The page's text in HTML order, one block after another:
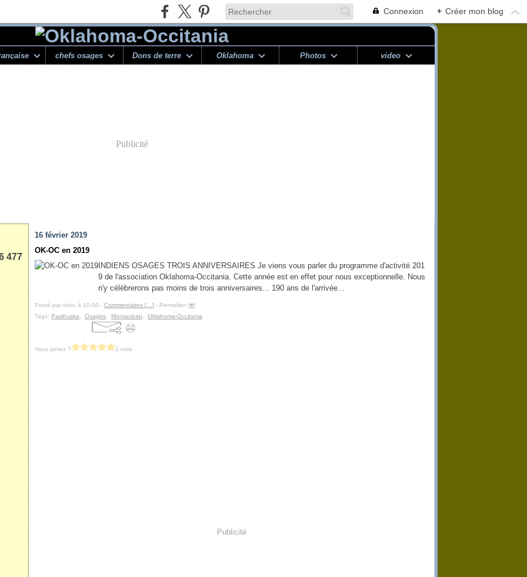
Connexion + Créer mon blog
chefs osages Dons de terre Oklahoma Photos video
Publicité
477
16 février 2019
OK-OC en 2019
INDIENS OSAGES TROIS ANNIVERSAIRES Je viens vous parler du programme d'activité 201
9 de l'association Oklahoma-Occitania. Cette année est en effet pour nous exceptionnelle. Nous
n'y célèbrerons pas moins de trois anniversaires... 190 ans de l'arrivée...
Posté par okoc à 10:00 - Commentaires [ ] - Permalien [#]
Tags: Pawhuska Osages Montauban Oklahoma-Occitania
Vous aimez ? 1 vote
Publicité